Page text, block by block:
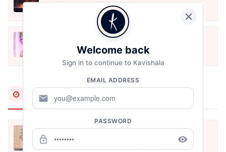
मोहब्बत के सफ़र को एक हँसी आग़ाज़ दे देना -
अनामिका अम्बर जैन
Dec 24, 2021
Most Recent
अपनत्व
Aug 6, 2026
Welcome back
Sign in to continue to Kavishala
EMAIL ADDRESS
mail
PASSWORD
lock_outline remove_red_eye